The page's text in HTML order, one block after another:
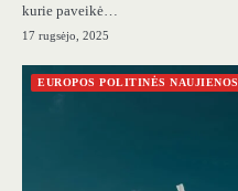
kurie paveikė…
17 rugsėjo, 2025
EUROPOS POLITINĖS NAUJIENOS